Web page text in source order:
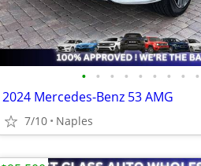
• • • • • • • • •
2024 Mercedes-Benz 53 AMG
7/10 Naples